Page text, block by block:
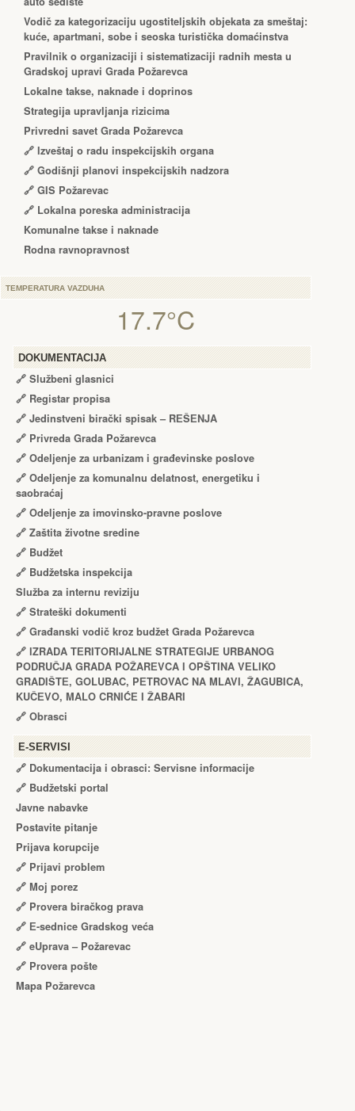
Vodič za kategorizaciju ugostiteljskih objekata za smeštaj:
kuće, apartmani, sobe i seoska turistička domaćinstva
Pravilnik o organizaciji i sistematizaciji radnih mesta u
Gradskoj upravi Grada Požarevca
Lokalne takse, naknade i doprinos
Strategija upravljanja rizicima
Privredni savet Grada Požarevca
🔗 Izveštaj o radu inspekcijskih organa
🔗 Godišnji planovi inspekcijskih nadzora
🔗 GIS Požarevac
🔗 Lokalna poreska administracija
Komunalne takse i naknade
Rodna ravnopravnost
TEMPERATURA VAZDUHA
17.7°C
DOKUMENTACIJA
🔗 Službeni glasnici
🔗 Registar propisa
🔗 Jedinstveni birački spisak – RЕŠЕNJA
🔗 Privreda Grada Požarevca
🔗 Odeljenje za urbanizam i građevinske poslove
🔗 Odeljenje za komunalnu delatnost, energetiku i
saobraćaj
🔗 Odeljenje za imovinsko-pravne poslove
🔗 Zaštita životne sredine
🔗 Budžet
🔗 Budžetska inspekcija
Služba za internu reviziju
🔗 Strateški dokumenti
🔗 Građanski vodič kroz budžet Grada Požarevca
🔗 IZRADA TЕRITORIJALNЕ STRATЕGIJЕ URBANOG
PODRUČJA GRADA POŽARЕVCA I OPŠTINA VЕLIKO
GRADIŠTЕ, GOLUBAC, PЕTROVAC NA MLAVI, ŽAGUBICA,
KUČЕVO, MALO CRNIĆЕ I ŽABARI
🔗 Obrasci
Е-SERVISI
🔗 Dokumentacija i obrasci: Servisne informacije
🔗 Budžetski portal
Javne nabavke
Postavite pitanje
Prijava korupcije
🔗 Prijavi problem
🔗 Moj porez
🔗 Provera biračkog prava
🔗 Е-sednice Gradskog veća
🔗 eUprava – Požarevac
🔗 Provera pošte
Mapa Požarevca